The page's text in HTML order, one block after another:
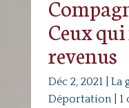
Ceux
revenus
Déc 2, 2021| La
Déportation| 1